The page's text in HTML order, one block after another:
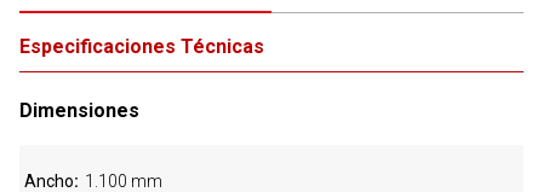
Especificaciones Técnicas
Dimensiones
Ancho 1.100 mm